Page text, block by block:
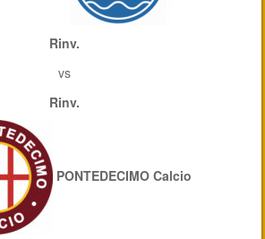
Rinv.
vs
Rinv.
PONTEDECIMO Calcio